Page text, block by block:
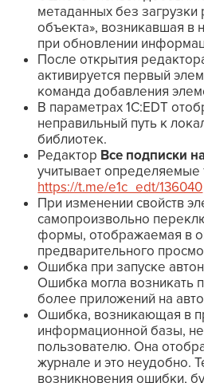
метаданных без загрузки
объекта», возникавшая в
при обновлении
После открытия
активируется первый
команда добавления
В параметрах 1C:EDT
неправильный путь к
библиотек.
Редактор Все подписки
учитывает определяемые
https://t.me/e1c_edt/136040
При изменении свойств
самопроизвольно
формы, отображаемая в
предварительного
Ошибка при запуске
Ошибка могла возникать
более приложений на
Ошибка, возникающая в
информационной базы,
пользователю. Она
журнале и это неудобно.
возникновения ошибки,